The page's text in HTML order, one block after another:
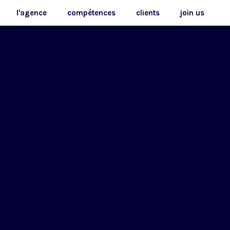
l'agence compétences clients join us